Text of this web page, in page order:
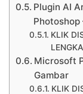
Plugin AI
Photoshop
KLIK
Microsoft
Gambar
KLIK